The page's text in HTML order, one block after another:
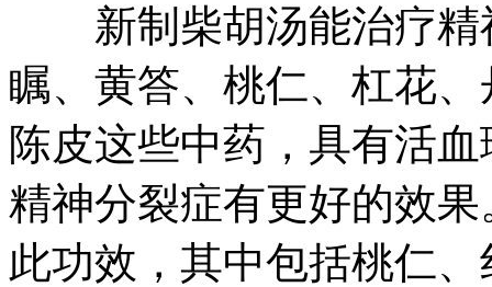
新制柴胡汤能治疗精
瞩、黄答、桃仁、杠花
陈皮这些中药，具有活
精神分裂症有更好的效
此功效，其中包括桃仁